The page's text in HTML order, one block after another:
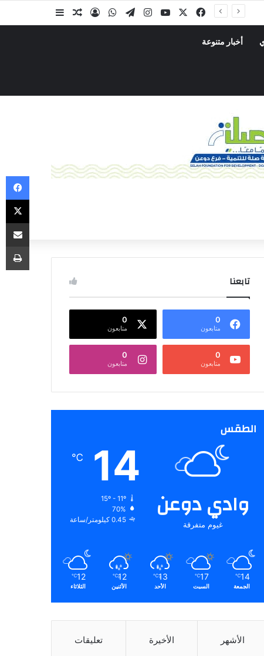
أخبار متنوعة
تابعنا
0
متابعون
0
متابعون
0
متابعون
0
متابعون
الطقس
وادي دوعن
غيوم متفرقة
14
℃
15º - 11º
70%
0.45 كيلومتر/ساعة
14
℃
الجمعة
17
℃
السبت
13
℃
الأحد
12
℃
الأثنين
12
℃
الثلاثاء
الأشهر الأخيرة تعليقات